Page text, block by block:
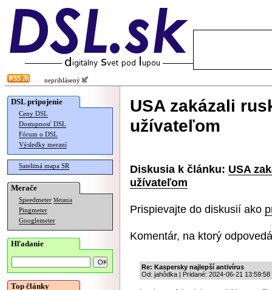
neprihlásený
DSL pripojenie
Ceny DSL
Dostupnosť DSL
Fórum o DSL
Výsledky meraní
Satelitná mapa SR
Merače
Speedmeter Merania
Pingmeter
Googlemeter
Hľadanie
Top články
USA zakázali
užívateľom
Diskusia k článku: USA
užívateľom
Prispievajte do diskusií ako
Komentár, na ktorý
Re: Kaspersky najlepší antivírus
Od: jahôdka | Pridané: 2024-06-21 13:59:58